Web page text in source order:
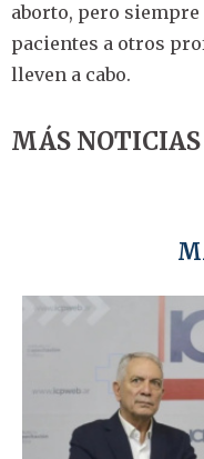
aborto, pero
pacientes a otros
lleven a cabo.
MÁS NOTICIAS